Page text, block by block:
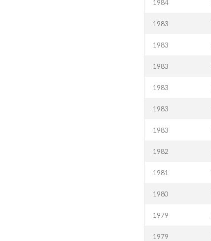
1984
1983
1983
1983
1983
1983
1983
1982
1981
1980
1979
1979